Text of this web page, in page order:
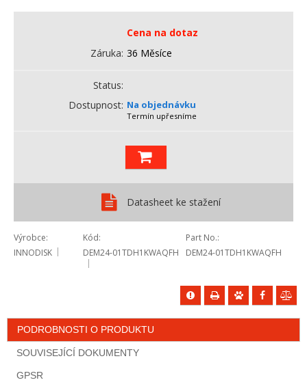
Cena na dotaz
Záruka 36 Měsíce
Status
Dostupnost Na objednávku
Termín upřesníme
Datasheet ke stažení
Výrobce
INNODISK
Kód
DEM24-01TDH1KWAQFH
Part No.
DEM24-01TDH1KWAQFH
PODROBNOSTI O PRODUKTU
SOUVISEJÍCÍ DOKUMENTY
GPSR